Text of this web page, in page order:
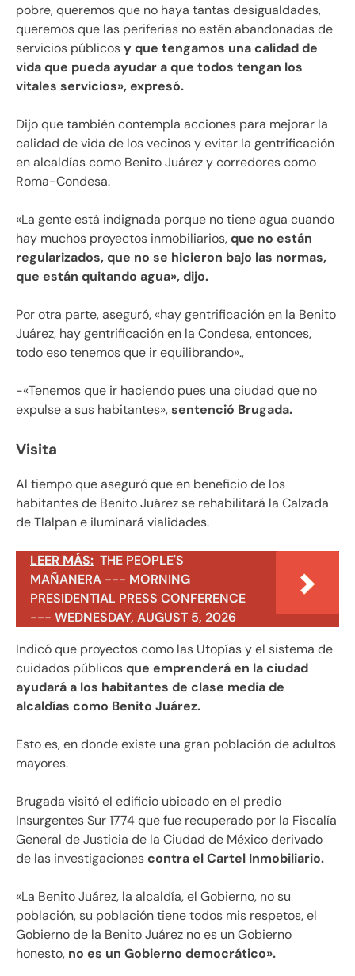
pobre, queremos que no haya tantas desigualdades,
queremos que las periferias no estén abandonadas de
servicios públicosy que tengamos una calidad de
vida que pueda ayudar a que todos tengan los
vitales servicios», expresó.
Dijo que también contempla acciones para mejorar la
calidad de vida de los vecinos y evitar la gentrificación
en alcaldías como Benito Juárez y corredores como
Roma-Condesa.
«La gente está indignada porque no tiene agua cuando
hay muchos proyectos inmobiliarios,que no están
regularizados, que no se hicieron bajo las normas,
que están quitando agua», dijo.
Por otra parte, aseguró, «hay gentrificación en la Benito
Juárez, hay gentrificación en la Condesa, entonces,
todo eso tenemos que ir equilibrando».,
-«Tenemos que ir haciendo pues una ciudad que no
expulse a sus habitantes»,sentenció Brugada.
Visita
Al tiempo que aseguró que en beneficio de los
habitantes de Benito Juárez se rehabilitará la Calzada
de Tlalpan e iluminará vialidades.
LEER MÁS: THE PEOPLE'S
MAÑANERA --- MORNING
PRESIDENTIAL PRESS CONFERENCE
--- WEDNESDAY, AUGUST 5, 2026
Indicó que proyectos como las Utopías y el sistema de
cuidados públicosque emprenderá en la ciudad
ayudará a los habitantes de clase media de
alcaldías como Benito Juárez.
Esto es, en donde existe una gran población de adultos
mayores.
Brugada visitó el edificio ubicado en el predio
Insurgentes Sur 1774 que fue recuperado por la Fiscalía
General de Justicia de la Ciudad de México derivado
de las investigacionescontra el Cartel Inmobiliario.
«La Benito Juárez, la alcaldía, el Gobierno, no su
población, su población tiene todos mis respetos, el
Gobierno de la Benito Juárez no es un Gobierno
honesto, no es un Gobierno democrático».